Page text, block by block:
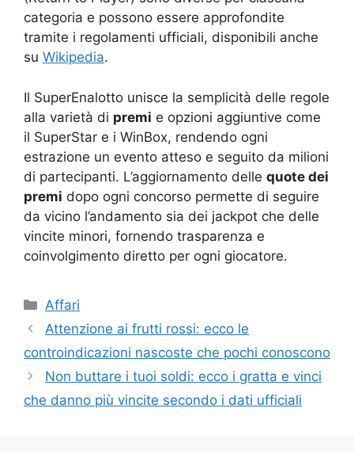
categoria e possono essere approfondite
tramite i regolamenti ufficiali, disponibili anche
su Wikipedia.
Il SuperEnalotto unisce la semplicità delle regole
alla varietà di premi e opzioni aggiuntive come
il SuperStar e i WinBox, rendendo ogni
estrazione un evento atteso e seguito da milioni
di partecipanti. L’aggiornamento delle quote dei
premi dopo ogni concorso permette di seguire
da vicino l’andamento sia dei jackpot che delle
vincite minori, fornendo trasparenza e
coinvolgimento diretto per ogni giocatore.
Categorie
Affari
Attenzione ai frutti rossi: ecco le
controindicazioni nascoste che pochi conoscono
Non buttare i tuoi soldi: ecco i gratta e vinci
che danno più vincite secondo i dati ufficiali